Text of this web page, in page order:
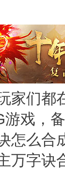
们都在
游戏，
怎么合
万字诀